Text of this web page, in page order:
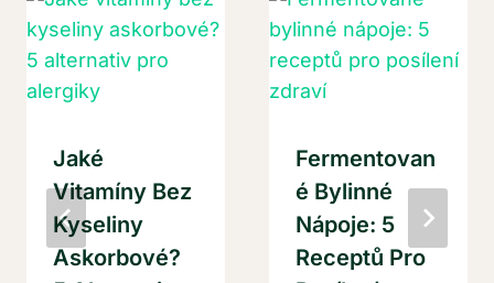
Jaké
Vitamíny Bez
Kyseliny
Askorbové?
Fermentovan
É Bylinné
Nápoje: 5
Receptů Pro